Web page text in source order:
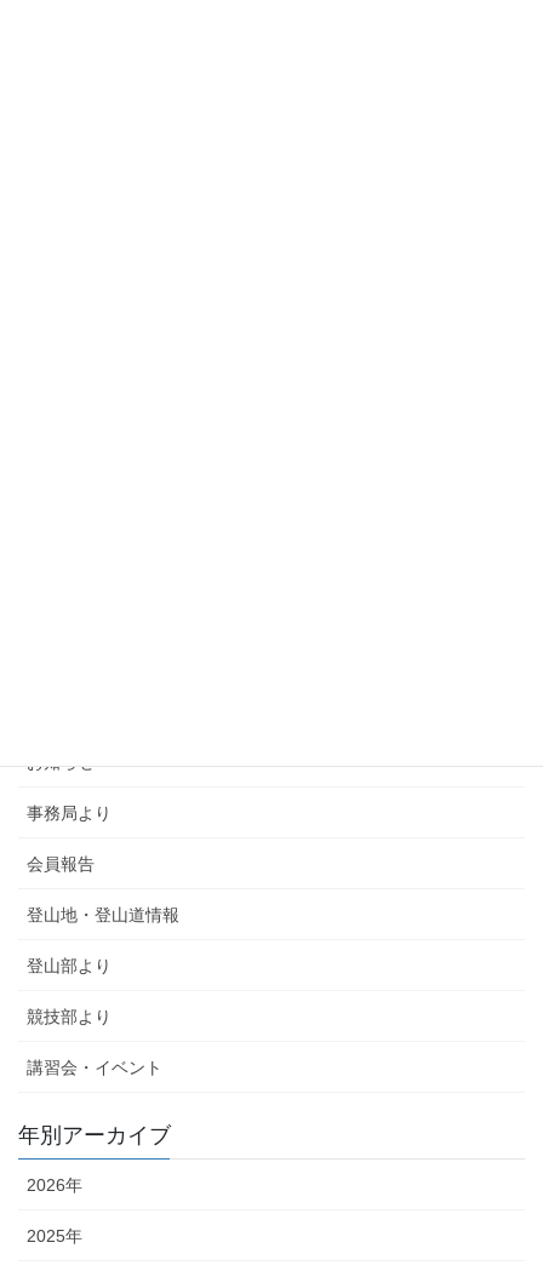
お知らせ
事務局より
会員報告
登山地・登山道情報
登山部より
競技部より
講習会・イベント
年別アーカイブ
2026年
2025年